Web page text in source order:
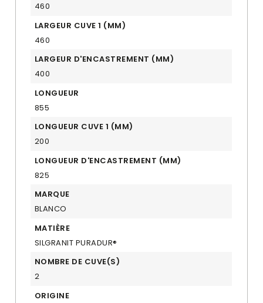
460
LARGEUR CUVE 1 (MM)
460
LARGEUR D'ENCASTREMENT (MM)
400
LONGUEUR
855
LONGUEUR CUVE 1 (MM)
200
LONGUEUR D'ENCASTREMENT (MM)
825
MARQUE
BLANCO
MATIÈRE
SILGRANIT PURADUR®
NOMBRE DE CUVE(S)
2
ORIGINE